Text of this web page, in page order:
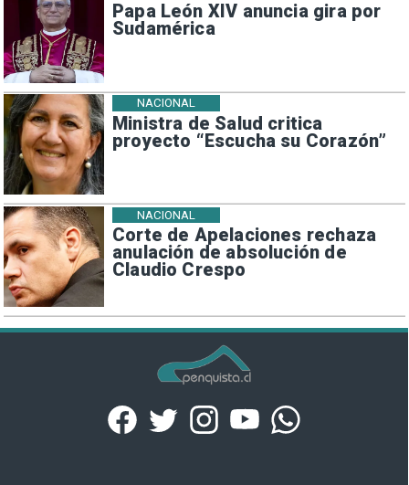
Papa León XIV anuncia gira por
Sudamérica
Ministra de Salud critica
proyecto “Escucha su Corazón”
NACIONAL
Corte de Apelaciones rechaza
anulación de absolución de
Claudio Crespo
NACIONAL